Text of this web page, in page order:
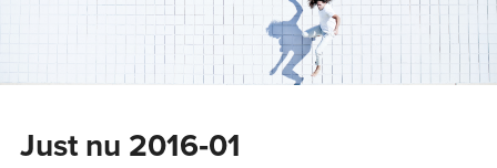
Just nu 2016‑01